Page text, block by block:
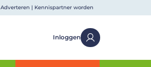
Adverteren | Kennispartner worden
Inloggen